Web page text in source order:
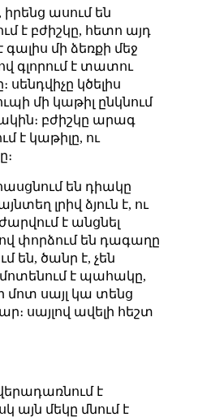
իրենց ասում են
է բժիշկը, հետո այդ
գալիս մի ձեռքի մեջ
գլորում է տատու
սենդվիչը կծելիս
մի կաթիլ ընկնում
բժիշկը արագ
է կաթիլը, ու
են դիակը
լրիվ ձյուն է, ու
է անցնել
փորձում են դագաղը
են, ծանր է, չեն
է պահակը,
մոտ սայլ կա տենց
սայլով ավելի հեշտ
է
այն մեկը մնում է